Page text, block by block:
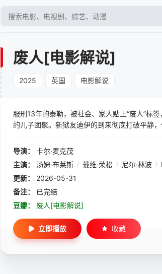
废人[电影解说]
2025 英国 电影解说
服刑13年的泰勒，被社会、家人贴上“废人”标
的儿子团聚。新狱友迪伊的到来彻底打破平静
导演：
卡尔·麦克茂
主演：
汤姆·布莱斯 / 戴维·荣松 / 尼尔·林波 /
更新：
2026-05-31
备注：
已完结
豆瓣：
废人[电影解说]
立即播放 收藏